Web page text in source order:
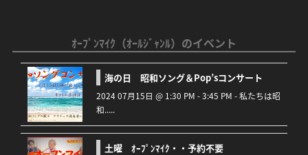
ｵｰﾌﾟﾝﾏｲｸ（ｵｰﾙｼﾞｬﾝﾙ）のイベント
海の日 昭和ソング＆Pop’sコンサート
2024 07月15日 @ 1:30 PM - 3:45 PM - 私たちは昭
和.....
土曜 ｵｰﾌﾟﾝﾏｲｸ・・予約不要